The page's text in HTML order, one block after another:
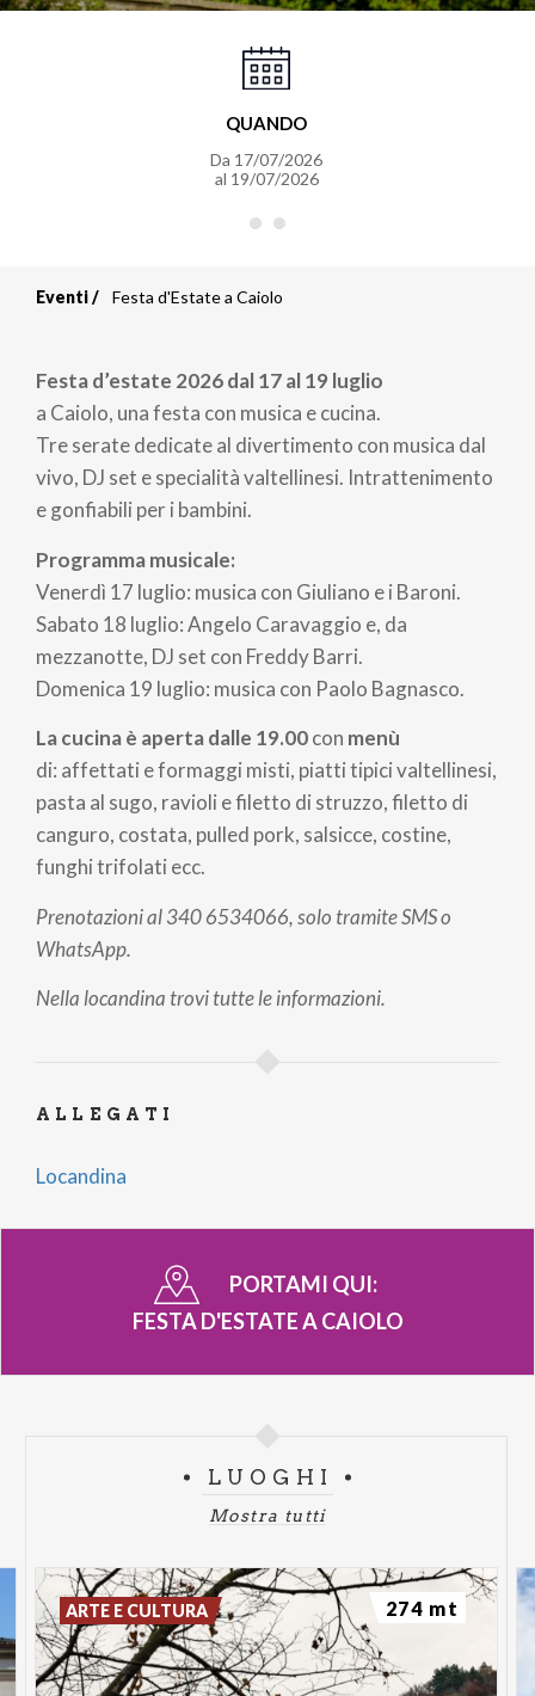
QUANDO
Da 17/07/2026
al 19/07/2026
di
pane
Eventi Festa d'Estate a Caiolo
Festa d’estate 2026 dal 17 al 19 luglio
a Caiolo, una festa con musica e cucina.
Tre serate dedicate al divertimento con musica dal
vivo, DJ set e specialità valtellinesi. Intrattenimento
e gonfiabili per i bambini.
Programma musicale:
Venerdì 17 luglio: musica con Giuliano e i Baroni.
Sabato 18 luglio: Angelo Caravaggio e, da
mezzanotte, DJ set con Freddy Barri.
Domenica 19 luglio: musica con Paolo Bagnasco.
La cucina è aperta dalle 19.00con menù
di: affettati e formaggi misti, piatti tipici valtellinesi,
pasta al sugo, ravioli e filetto di struzzo, filetto di
canguro, costata, pulled pork, salsicce, costine,
funghi trifolati ecc.
Prenotazioni al 340 6534066, solo tramite SMS o
WhatsApp.
Nella locandina trovi tutte le informazioni.
ALLEGATI
Locandina
PORTAMI QUI:
FESTA D'ESTATE A CAIOLO
LUOGHI
Mostra tutti
ARTE E CULTURA 274 mt